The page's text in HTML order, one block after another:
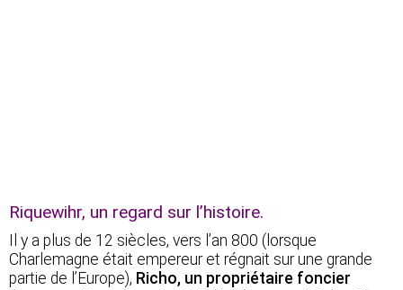
Riquewihr, un regard sur l’histoire.
Il y a plus de 12 siècles, vers l’an 800 (lorsque
Charlemagne était empereur et régnait sur une grande
partie de l’Europe), Richo, un propriétaire foncier